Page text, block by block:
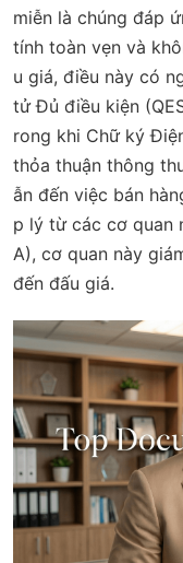
miễn là chúng đáp
tính toàn vẹn và
u giá, điều này có
tử Đủ điều kiện
rong khi Chữ ký
thỏa thuận thông
ẫn đến việc bán
p lý từ các cơ quan
A), cơ quan này
đến đấu giá.